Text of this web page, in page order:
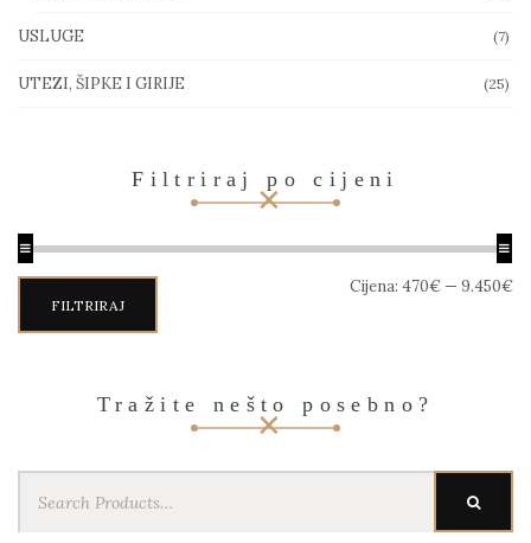
USLUGE (7)
UTEZI, ŠIPKE I GIRIJE (25)
Filtriraj po cijeni
Min
cijena
Maks
cijenaFILTRIRAJ
Cijena: 470€ — 9.450€
Tražite nešto posebno?